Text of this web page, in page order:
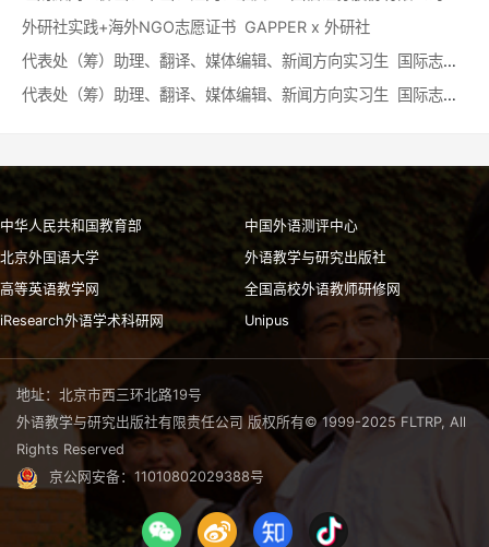
外研社实践+海外NGO志愿证书 GAPPER x 外研社
代表处（筹）助理、翻译、媒体编辑、新闻方向实习生 国际志愿者协会（IAVE）中国代表处（筹）
代表处（筹）助理、翻译、媒体编辑、新闻方向实习生 国际志愿者协会（IAVE）中国代表处（筹）
中华人民共和国教育部
中国外语测评中心
北京外国语大学
外语教学与研究出版社
高等英语教学网
全国高校外语教师研修网
iResearch外语学术科研网
Unipus
地址：北京市西三环北路19号
外语教学与研究出版社有限责任公司 版权所有© 1999-2025 FLTRP, All
Rights Reserved
京公网安备：11010802029388号